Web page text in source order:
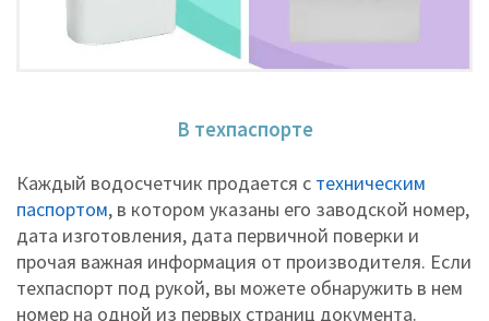
В техпаспорте
Каждый водосчетчик продается с техническим
паспортом, в котором указаны его заводской номер,
дата изготовления, дата первичной поверки и
прочая важная информация от производителя. Если
техпаспорт под рукой, вы можете обнаружить в нем
номер на одной из первых страниц документа.